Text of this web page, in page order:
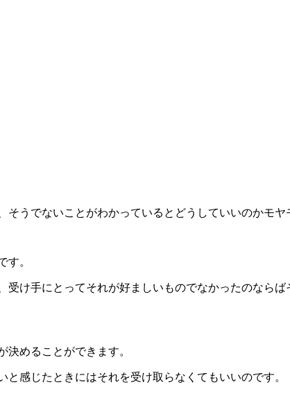
うでないことがわかっているとどうしていいのかモ
す。
け手にとってそれが好ましいものでなかったのなら
めることができます。
感じたときにはそれを受け取らなくてもいいのです。